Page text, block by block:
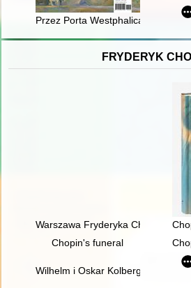
Przez Porta Westphalica do Porta
FRYDERYK
Warszawa Fryderyka Chopina
Chopin's funeral
Wilhelm i Oskar Kolbergowie -